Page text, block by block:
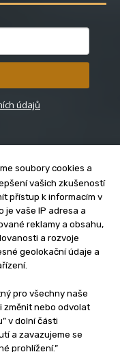
údajů
soubory cookies a
vašich zkušeností
přístup k informacím v
je vaše IP adresa a
reklamy a obsahu,
a rozvoje
geolokační údaje a
pro všechny naše
změnit nebo odvolat
v dolní části
a zavazujeme se
prohlížení.”